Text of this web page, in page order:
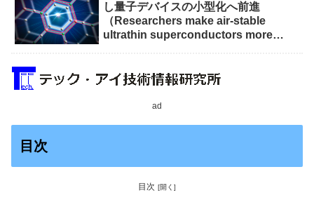
し量子デバイスの小型化へ前進
（Researchers make air-stable
ultrathin superconductors more
ad
目次
目次